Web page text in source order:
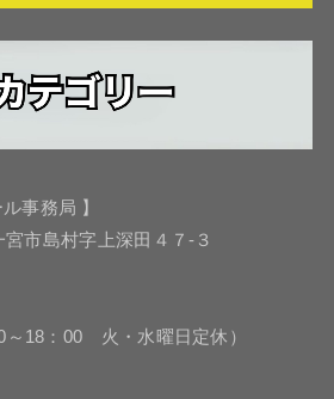
事務局 】
市島村字上深田４７-３
18：00 火・水曜日定休）